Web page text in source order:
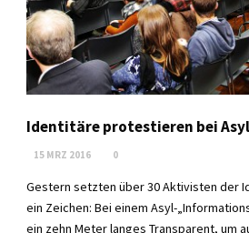
Identitäre protestieren bei
15 MRZ 2016 0
Gestern setzten über 30 Aktivisten der
ein Zeichen: Bei einem Asyl-
ein zehn Meter langes Transparent, um